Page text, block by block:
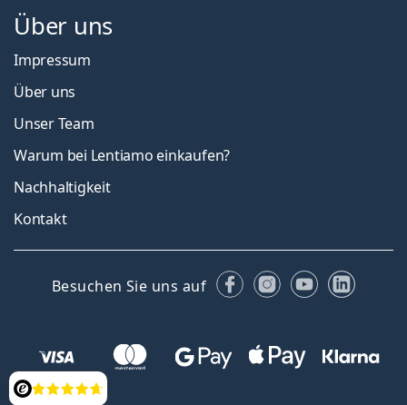
Bewertung
Über uns
Impressum
Über uns
Unser Team
Warum bei Lentiamo einkaufen?
Nachhaltigkeit
Kontakt
Besuchen Sie uns auf FacebookInstagram
YouTube